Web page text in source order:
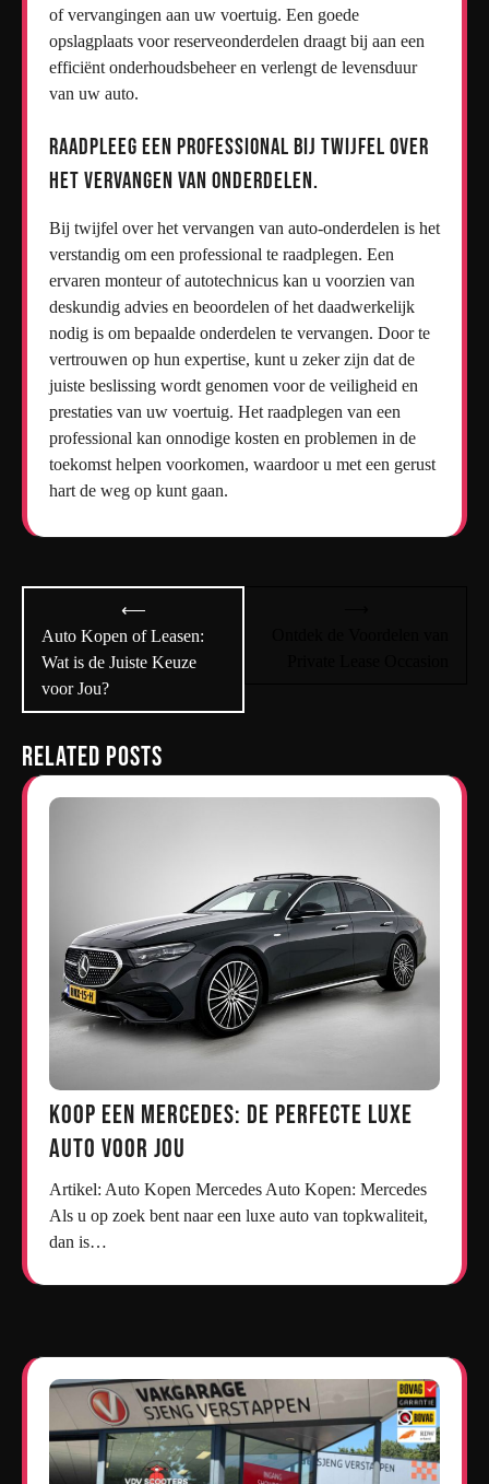
of vervangingen aan uw voertuig. Een goede
opslagplaats voor reserveonderdelen draagt bij aan een
efficiënt onderhoudsbeheer en verlengt de levensduur
van uw auto.
Raadpleeg een professional bij twijfel over
het vervangen van onderdelen.
Bij twijfel over het vervangen van auto-onderdelen is het
verstandig om een professional te raadplegen. Een
ervaren monteur of autotechnicus kan u voorzien van
deskundig advies en beoordelen of het daadwerkelijk
nodig is om bepaalde onderdelen te vervangen. Door te
vertrouwen op hun expertise, kunt u zeker zijn dat de
juiste beslissing wordt genomen voor de veiligheid en
prestaties van uw voertuig. Het raadplegen van een
professional kan onnodige kosten en problemen in de
toekomst helpen voorkomen, waardoor u met een gerust
hart de weg op kunt gaan.
navigatie
⟵
Auto Kopen of Leasen:
Wat is de Juiste Keuze
voor Jou?
Related Posts
Koop een Mercedes: De Perfecte Luxe
Auto voor Jou
Artikel: Auto Kopen Mercedes Auto Kopen: Mercedes
Als u op zoek bent naar een luxe auto van topkwaliteit,
dan is…